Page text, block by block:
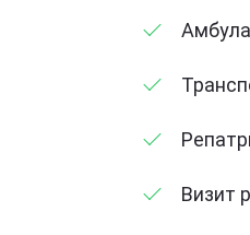
Визит